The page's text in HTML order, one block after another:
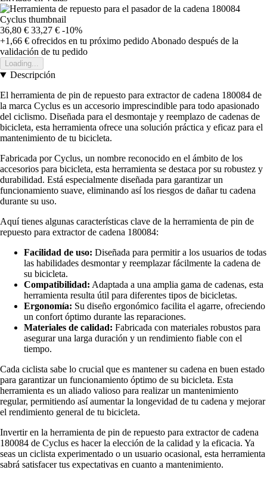
36,80 € 33,27 € -10%
+1,66 € ofrecidos en tu próximo pedido Abonado después de la
validación de tu pedido
Loading...
Descripción
El herramienta de pin de repuesto para extractor de cadena 180084 de
la marca Cyclus es un accesorio imprescindible para todo apasionado
del ciclismo. Diseñada para el desmontaje y reemplazo de cadenas de
bicicleta, esta herramienta ofrece una solución práctica y eficaz para el
mantenimiento de tu bicicleta.
Fabricada por Cyclus, un nombre reconocido en el ámbito de los
accesorios para bicicleta, esta herramienta se destaca por su robustez y
durabilidad. Está especialmente diseñada para garantizar un
funcionamiento suave, eliminando así los riesgos de dañar tu cadena
durante su uso.
Aquí tienes algunas características clave de la herramienta de pin de
repuesto para extractor de cadena 180084:
Facilidad de uso: Diseñada para permitir a los usuarios de todas
las habilidades desmontar y reemplazar fácilmente la cadena de
su bicicleta.
Compatibilidad: Adaptada a una amplia gama de cadenas, esta
herramienta resulta útil para diferentes tipos de bicicletas.
Ergonomía: Su diseño ergonómico facilita el agarre, ofreciendo
un confort óptimo durante las reparaciones.
Materiales de calidad: Fabricada con materiales robustos para
asegurar una larga duración y un rendimiento fiable con el
tiempo.
Cada ciclista sabe lo crucial que es mantener su cadena en buen estado
para garantizar un funcionamiento óptimo de su bicicleta. Esta
herramienta es un aliado valioso para realizar un mantenimiento
regular, permitiendo así aumentar la longevidad de tu cadena y mejorar
el rendimiento general de tu bicicleta.
Invertir en la herramienta de pin de repuesto para extractor de cadena
180084 de Cyclus es hacer la elección de la calidad y la eficacia. Ya
seas un ciclista experimentado o un usuario ocasional, esta herramienta
sabrá satisfacer tus expectativas en cuanto a mantenimiento.